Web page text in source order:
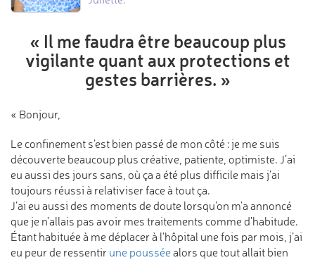
« Il me faudra être beaucoup plus
vigilante quant aux protections et
gestes barrières. »
« Bonjour,
Le confinement s’est bien passé de mon côté : je me suis
découverte beaucoup plus créative, patiente, optimiste. J’ai
eu aussi des jours sans, où ça a été plus difficile mais j’ai
toujours réussi à relativiser face à tout ça.
J’ai eu aussi des moments de doute lorsqu’on m’a annoncé
que je n’allais pas avoir mes traitements comme d'habitude.
Étant habituée à me déplacer à l’hôpital une fois par mois, j’ai
eu peur de ressentir une pousséealors que tout allait bien